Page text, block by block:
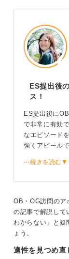
ES提出後
ス！
ES提出後に
で非常に有効
なエピソード
強くアピール
依頼メールの
をさらに深め
時間がなけれ
のも一つの手
決
⋯続きを読む▼
OB・OG訪問のア
の記事で解説して
わからない」と疑
ょう。
適性を見つめ直